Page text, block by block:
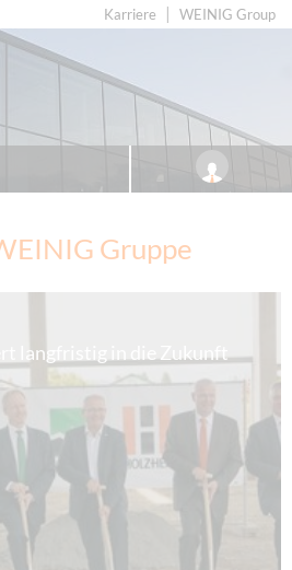
Karriere WEINIG Group
Gruppe
langfristig in die Zukunft